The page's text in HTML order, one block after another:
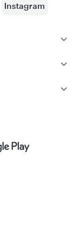
Instagram